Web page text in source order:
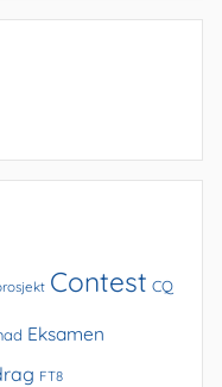
Contest CQ
Eksamen
FT8